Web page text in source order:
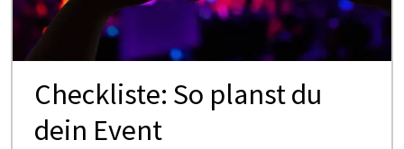
Check­lis­te: So planst du
dein Event